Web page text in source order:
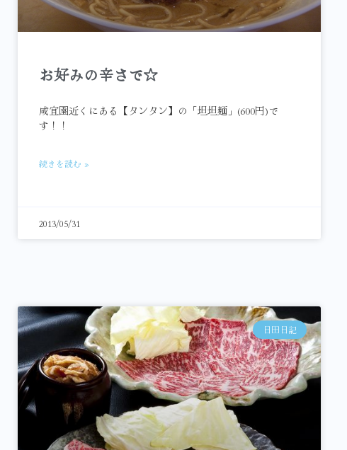
お好みの辛さで☆
咸宜園近くにある【タンタン】の「坦坦麺」(600円)で
す！！
続きを読む »
2013/05/31
日田日記